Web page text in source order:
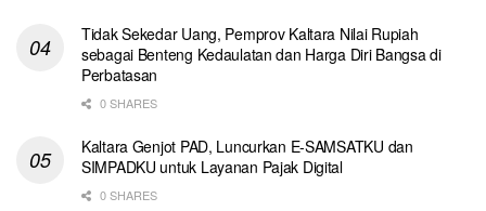
Tidak Sekedar Uang, Pemprov Kaltara Nilai Rupiah
sebagai Benteng Kedaulatan dan Harga Diri Bangsa di
Perbatasan
0 SHARES
Kaltara Genjot PAD, Luncurkan E-SAMSATKU dan
SIMPADKU untuk Layanan Pajak Digital
0 SHARES